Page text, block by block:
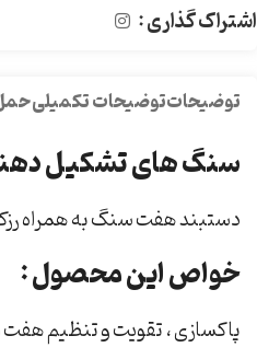
اشتراک گذاری :
توضیحاتتوضیحات تکمیلی
سنگ های تشکیل
دستبند هفت سنگ به همراه
خواص این محصول :
پاکسازی ، تقویت و تنظیم هفت